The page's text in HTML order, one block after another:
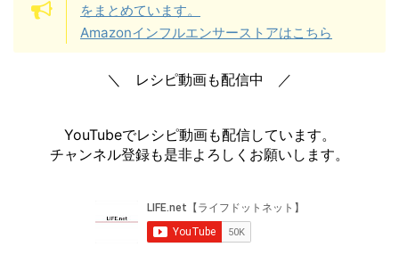
をまとめています。
Amazonインフルエンサーストアはこちら
＼ レシピ動画も配信中 ／
YouTubeでレシピ動画も配信しています。
チャンネル登録も是非よろしくお願いします。